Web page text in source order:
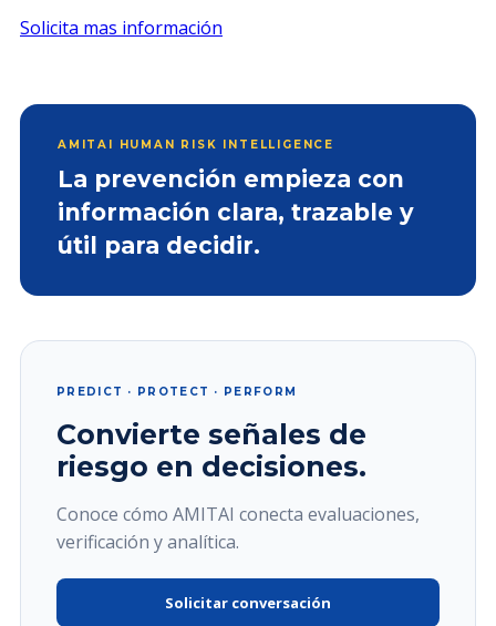
Solicita mas información
AMITAI HUMAN RISK INTELLIGENCE
La prevención empieza con
información clara, trazable y
útil para decidir.
PREDICT · PROTECT · PERFORM
Convierte señales de
riesgo en decisiones.
Conoce cómo AMITAI conecta evaluaciones,
verificación y analítica.
Solicitar conversación